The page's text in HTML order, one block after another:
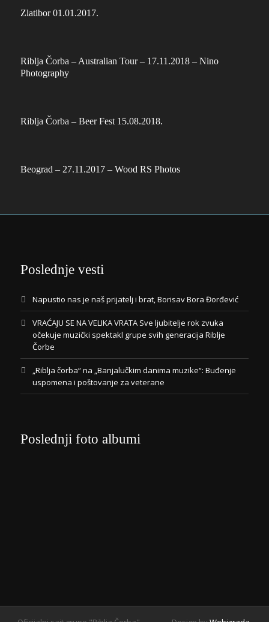
Zlatibor 01.01.2017.
Riblja Čorba – Australian Tour – 17.11.2018 – Nino
Photography
Riblja Čorba – Beer Fest 15.08.2018.
Beograd – 27.11.2017 – Wood RS Photos
Poslednje vesti
Napustio nas je naš prijatelj i brat, Borisav Bora Đorđević
VRAĆAJU SE NA VELIKA VRATA Sve ljubitelje rok zvuka
očekuje muzički spektakl grupe svih generacija Riblje
Čorbe
„Riblja čorba“ na „Banjalučkim danima muzike“: Buđenje
uspomena i poštovanje za veterane
Poslednji foto albumi